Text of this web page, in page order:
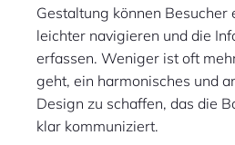
Gestaltung können Besucher
leichter navigieren und die
erfassen. Weniger ist oft
geht, ein harmonisches und
Design zu schaffen, das die
klar kommuniziert.